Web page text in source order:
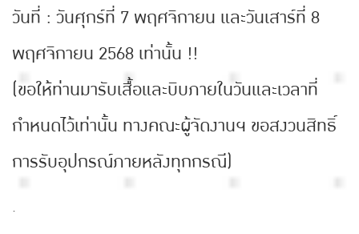
วันที่ : วันศุกร์ที่ 7 พฤศจิกายน และวันเสาร์ที่ 8
พฤศจิกายน 2568 เท่านั้น !!
(ขอให้ท่านมารับเสื้อและบิบภายในวันและเวลาที่
กำหนดไว้เท่านั้น ทางคณะผู้จัดงานฯ ขอสงวนสิทธิ์
การรับอุปกรณ์ภายหลังทุกกรณี)
.